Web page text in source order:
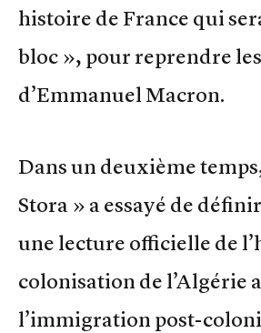
histoire de France qui
bloc », pour reprendre
d’Emmanuel Macron.
Dans un deuxième
Stora » a essayé de
une lecture officielle de
colonisation de l’Algérie
l’immigration post-